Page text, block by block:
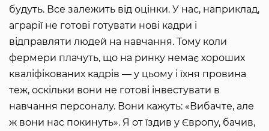
будуть. Все залежить від оцінки. У нас, наприклад,
аграрії не готові готувати нові кадри і
відправляти людей на навчання. Тому коли
фермери плачуть, що на ринку немає хороших
кваліфікованих кадрів — у цьому і їхня провина
теж, оскільки вони не готові інвестувати в
навчання персоналу. Вони кажуть: «Вибачте, але
ж вони нас покинуть». Я от їздив у Європу, бачив,